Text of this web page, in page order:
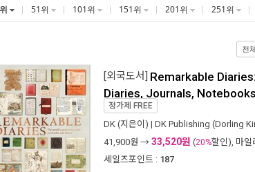
51위 101위 151위 201위 251위
전
[외국도서] Remarkable
Diaries, Journals,
정가제 FREE
DK (지은이) | DK Publishing (Dorling
41,900원 → 33,520원 (20%할인), 마일
세일즈포인트 : 187